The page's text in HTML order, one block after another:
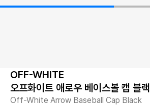
OFF-WHITE
오프화이트 애로우 베이스볼 캡 블랙
Off-White Arrow Baseball Cap Black